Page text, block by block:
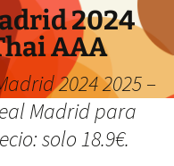
2024
AAA
2024 2025 –
Madrid para
solo 18.9€.